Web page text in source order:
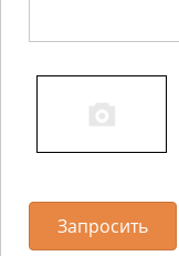
Запросить